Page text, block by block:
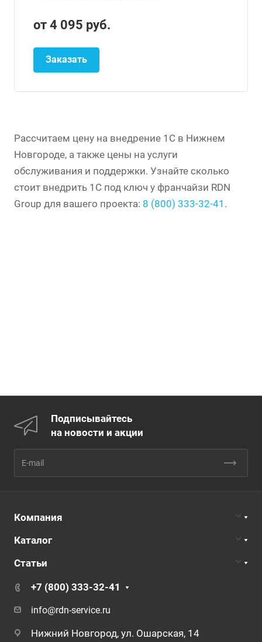
от 4 095 руб.
Заказать
Рассчитаем цену на внедрение 1С в Нижнем
Новгороде, а также цены на услуги
обслуживания и поддержки. Узнайте сколько
стоит внедрить 1С под ключ у франчайзи RDN
Group для вашего проекта: 8 (800) 333-32-41 .
Подписывайтесь
на новости и акции
Компания
Каталог
Статьи
+7 (800) 333-32-41
info@rdn-service.ru
Нижний Новгород, ул. Ошарская, 14